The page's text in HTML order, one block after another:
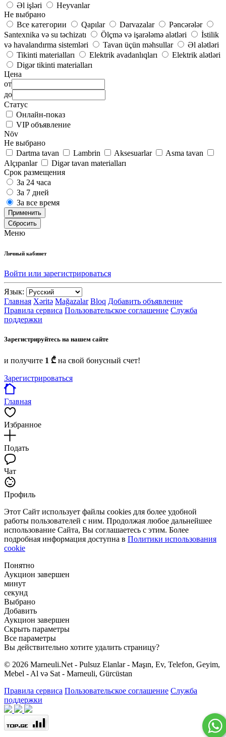
Əl işləri
Heyvanlar
Не выбрано
Все категории
Qapılar Darvazalar
Pəncərələr
Santexnika və su təchizatı
Ölçmə və işarələmə alətləri
İstilik
və havalandırma sistemləri
Tavan üçün məhsullar
Əl alətləri
Tikinti materialları
Elektrik avadanlıqları
Elektrik alətləri
Digər tikinti materialları
Цена
от
до
Статус
Онлайн-показ
VIP объявление
Növ
Не выбрано
Dartma tavan
Lambrin Aksesuarlar
Asma tavan
Alçıpanlar
Digər tavan materialları
Срок размещения
За 24 часа
За 7 дней
За все время
Применить
Сбросить
Меню
Личный кабинет
Войти или зарегистрироваться
Язык:
Главная Xəritə Mağazalar Bloq Добавить объявление
Правила сервиса Пользовательское соглашение Служба
поддержки
Зарегистрируйтесь на нашем сайте
и получите 1 ₾ на свой бонусный счет!
Зарегистрироваться
Главная
Избранное
Подать
Чат
Профиль
Этот Сайт использует файлы cookies для более удобной
работы пользователей с ним. Продолжая любое дальнейшее
использование Сайта, Вы соглашаетесь с этим. Более
подробная информация доступна в Политики использования
cookie
Понятно
Аукцион завершен
минут
секунд
Выбрано
Добавить
Аукцион завершен
Скрыть параметры
Все параметры
Вы действительно хотите удалить страницу?
© 2026 Marneuli.Net - Pulsuz Elanlar - Maşın, Ev, Telefon, Geyim,
Mebel - Al və Sat - Marneuli, Gürcüstan
Правила сервиса Пользовательское соглашение Служба
поддержки